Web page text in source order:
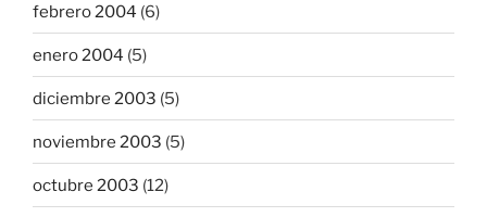
febrero 2004 (6)
enero 2004 (5)
diciembre 2003 (5)
noviembre 2003 (5)
octubre 2003 (12)